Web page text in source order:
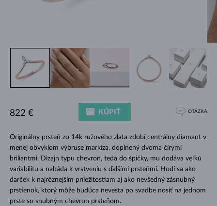
Originálny prsteň zo 14k ružového zlata zdobí centrálny diamant v
menej obvyklom výbruse markíza, doplnený dvoma čírymi
briliantmi. Dizajn typu chevron, teda do špičky, mu dodáva veľkú
variabilitu a nabáda k vrstveniu s ďalšími prsteňmi. Hodí sa ako
darček k najrôznejším príležitostiam aj ako nevšedný zásnubný
prstienok, ktorý môže budúca nevesta po svadbe nosiť na jednom
prste so snubným chevron prsteňom.
822 € KÚPIŤ OTÁZKA